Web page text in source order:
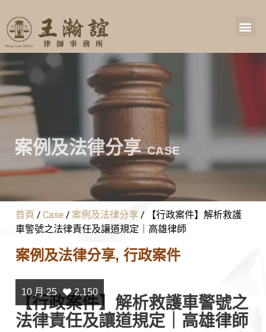
案例及法律分享 CASE
首頁 /Case/案例及法律分享 /
【行政案件】解析救護
車警號之法律責任及讓道規定｜高雄律師
案例及法律分享, 行政案件
10 月 25 2,150
【行政案件】解析救護車警號之
法律責任及讓道規定｜高雄律師